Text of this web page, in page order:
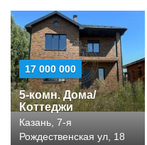
17 000 000
5-комн. Дома/
Коттеджи
Казань, 7-я
Рождественская ул, 18